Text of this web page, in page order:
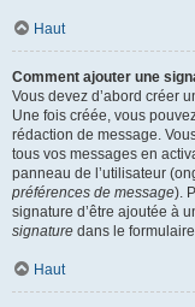
Haut
Comment ajouter une
Vous devez d’abord créer
Une fois créée, vous
rédaction de message.
tous vos messages en
panneau de l’utilisateur
préférences de message).
signature d’être ajoutée à
signature dans le
Haut